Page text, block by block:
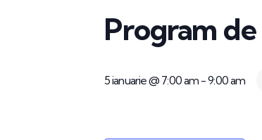
Program
5 ianuarie @ 7:00 am -9:00 am